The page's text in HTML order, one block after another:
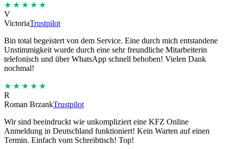
★★★★★
V
VictoriaTrustpilot
Bin total begeistert von dem Service. Eine durch mich entstandene
Unstimmigkeit wurde durch eine sehr freundliche Mitarbeiterin
telefonisch und über WhatsApp schnell behoben! Vielen Dank
nochmal!
★★★★★
R
Roman BrzankTrustpilot
Wir sind beeindruckt wie unkompliziert eine KFZ Online
Anmeldung in Deutschland funktioniert! Kein Warten auf einen
Termin. Einfach vom Schreibtisch! Top!